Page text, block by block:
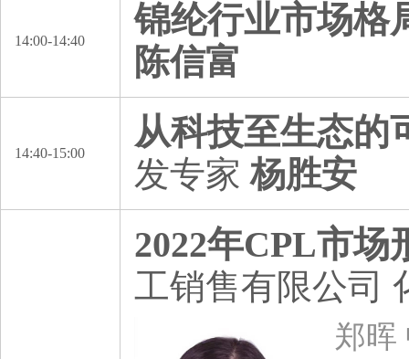
14:00-14:40
锦纶行业市场格
陈信富
14:40-15:00
从科技至生态的
发专家杨胜安
2022年CPL市场
工销售有限公司
郑晖